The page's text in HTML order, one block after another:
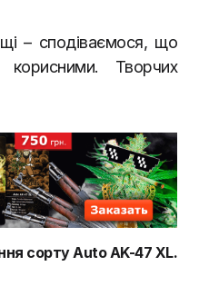
– сподіваємося, що
Творчих
сорту Auto AK-47 XL.